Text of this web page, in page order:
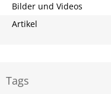
Bilder und Videos
Artikel
Tags